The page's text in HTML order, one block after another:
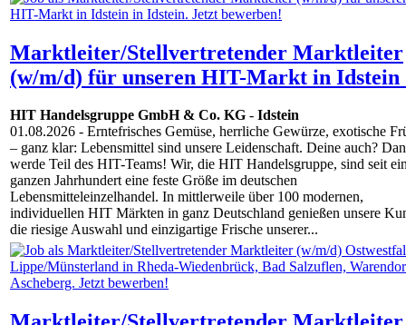
Marktleiter/Stellvertretender Marktleiter
(w/m/d) für unseren HIT-Markt in Idstein
HIT Handelsgruppe GmbH & Co. KG - Idstein
01.08.2026 - Erntefrisches Gemüse, herrliche Gewürze, exotische
– ganz klar: Lebensmittel sind unsere Leidenschaft. Deine auch?
werde Teil des HIT-Teams! Wir, die HIT Handelsgruppe, sind seit
ganzen Jahrhundert eine feste Größe im deutschen
Lebensmitteleinzelhandel. In mittlerweile über 100 modernen,
individuellen HIT Märkten in ganz Deutschland genießen unsere
die riesige Auswahl und einzigartige Frische unserer...